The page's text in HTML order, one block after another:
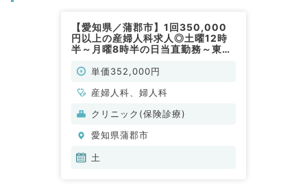
【愛知県／蒲郡市】1回350,000
円以上の産婦人科求人◎土曜12時
半～月曜8時半の日当直勤務～東海
ック～（産婦人科／非常勤）
単価352,000円
産婦人科、婦人科
クリニック(保険診療)
愛知県蒲郡市
土